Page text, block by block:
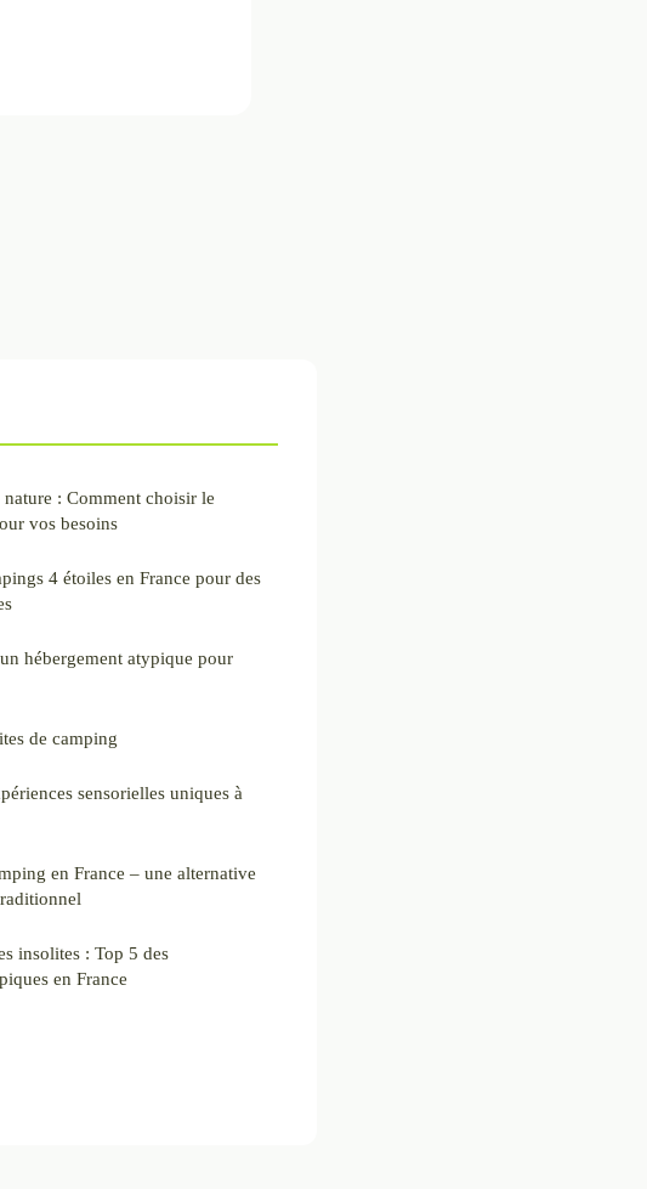
: Comment choisir le
vos besoins
4 étoiles en France pour des
hébergement atypique pour
de camping
sensorielles uniques à
en France – une alternative
insolites : Top 5 des
en France